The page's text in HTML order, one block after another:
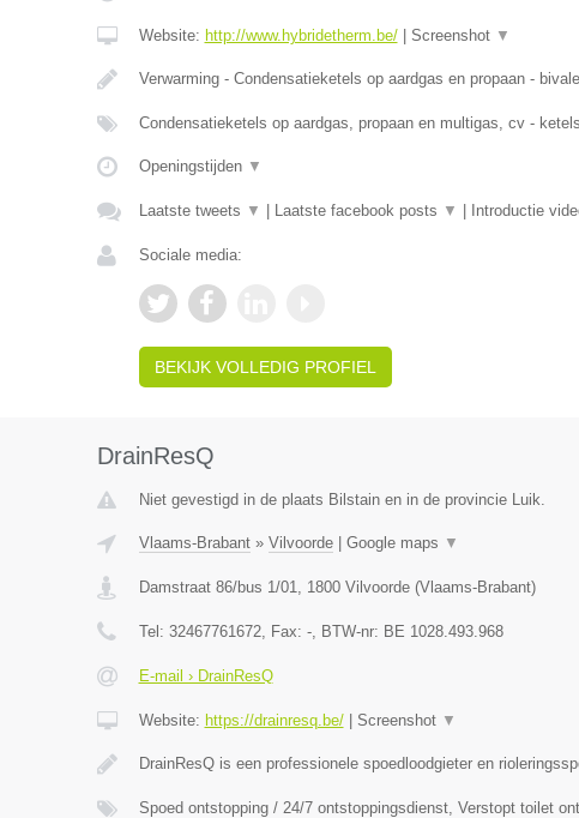
Website: http://www.hybridetherm.be/| Screenshot ▼
Verwarming - Condensatieketels op aardgas en propaan -
Condensatieketels op aardgas, propaan en multigas, cv -
Openingstijden ▼
Laatste tweets ▼ Laatste facebook posts ▼ Introductie
Sociale media:
BEKIJK VOLLEDIG PROFIEL
DrainResQ
Niet gevestigd in de plaats Bilstain en in de provincie Luik.
Vlaams-Brabant» Vilvoorde| Google maps ▼
Damstraat 86/bus 1/01, 1800 Vilvoorde(Vlaams-Brabant)
Tel: 32467761672, Fax: -, BTW-nr: BE 1028.493.968
E-mail › DrainResQ
Website: https://drainresq.be/| Screenshot ▼
DrainResQ is een professionele spoedloodgieter en
Spoed ontstopping / 24/7 ontstoppingsdienst, Verstopt toilet